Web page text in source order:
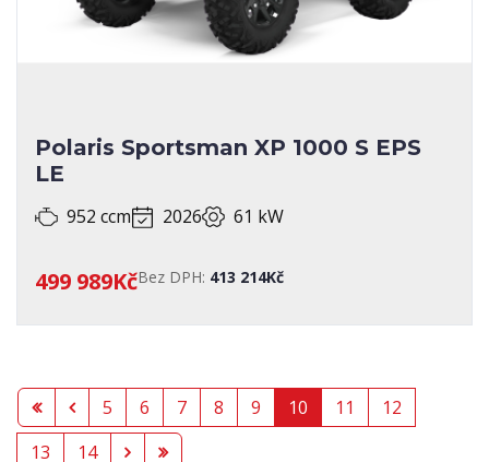
Polaris Sportsman XP 1000 S EPS
LE
952 ccm 2026 61 kW
499 989KčBez DPH: 413 214Kč
5 6 7 8 9 10 11
12
13
14